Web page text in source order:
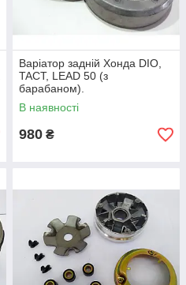
Варіатор задній Хонда DIO,
TACT, LEAD 50 (з
барабаном).
В наявності
980 ₴